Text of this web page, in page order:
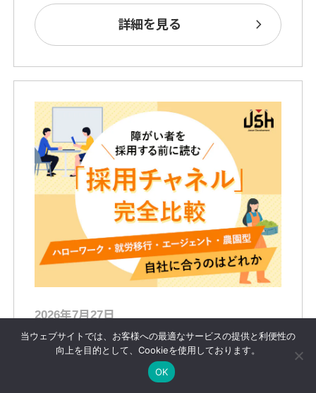
詳細を見る chevron_right
2026年7月27日
障がい者を採用する前に読む「採用チャネ
ル」完全比較
ハローワーク・就労移行・エージェント・農
当ウェブサイトでは、お客様への最適なサービスの提供と利便性の
向上を目的として、Cookieを使用しております。
OK